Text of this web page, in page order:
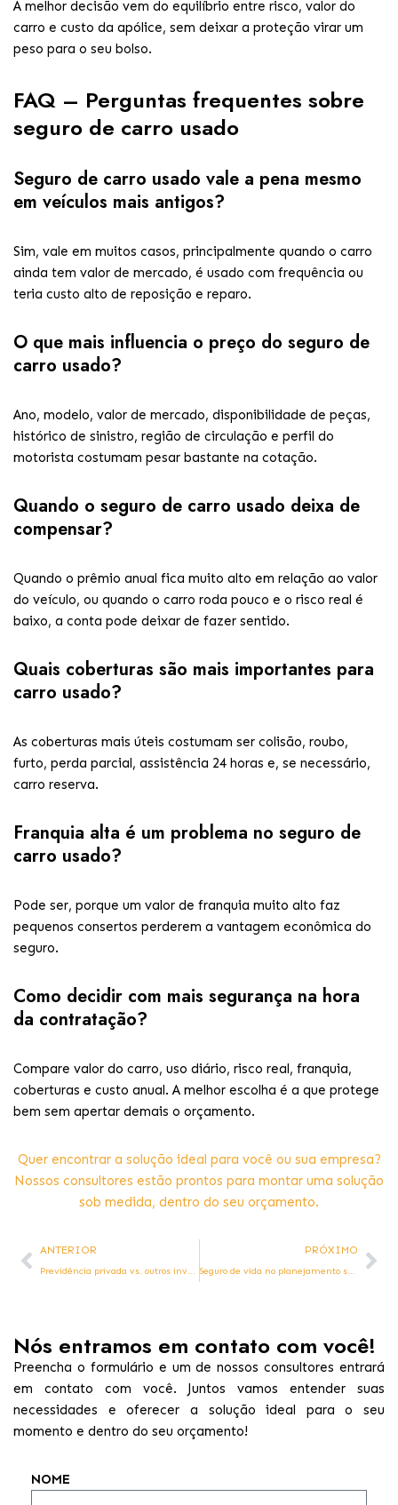
A melhor decisão vem do equilíbrio entre risco, valor do
carro e custo da apólice, sem deixar a proteção virar um
peso para o seu bolso.
FAQ – Perguntas frequentes sobre
seguro de carro usado
Seguro de carro usado vale a pena mesmo
em veículos mais antigos?
Sim, vale em muitos casos, principalmente quando o carro
ainda tem valor de mercado, é usado com frequência ou
teria custo alto de reposição e reparo.
O que mais influencia o preço do seguro de
carro usado?
Ano, modelo, valor de mercado, disponibilidade de peças,
histórico de sinistro, região de circulação e perfil do
motorista costumam pesar bastante na cotação.
Quando o seguro de carro usado deixa de
compensar?
Quando o prêmio anual fica muito alto em relação ao valor
do veículo, ou quando o carro roda pouco e o risco real é
baixo, a conta pode deixar de fazer sentido.
Quais coberturas são mais importantes para
carro usado?
As coberturas mais úteis costumam ser colisão, roubo,
furto, perda parcial, assistência 24 horas e, se necessário,
carro reserva.
Franquia alta é um problema no seguro de
carro usado?
Pode ser, porque um valor de franquia muito alto faz
pequenos consertos perderem a vantagem econômica do
seguro.
Como decidir com mais segurança na hora
da contratação?
Compare valor do carro, uso diário, risco real, franquia,
coberturas e custo anual. A melhor escolha é a que protege
bem sem apertar demais o orçamento.
Quer encontrar a solução ideal para você ou sua empresa?
Nossos consultores estão prontos para montar uma solução
sob medida, dentro do seu orçamento.
ANTERIOR
Previdência privada vs. outros investimentos: tesouro direto, CDB e fundos — qual é a melhor estratégia para aposentadoria?
PRÓXIMO
Seguro de vida no planejamento sucessório: como usar
Nós entramos em contato com você!
Preencha o formulário e um de nossos consultores entrará
em contato com você. Juntos vamos entender suas
necessidades e oferecer a solução ideal para o seu
momento e dentro do seu orçamento!
NOME